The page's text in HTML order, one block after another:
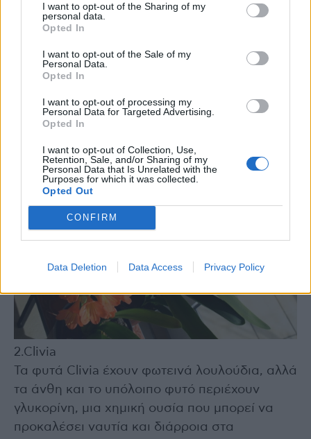
I want to opt-out of the Sharing of my
personal data.
Opted In
I want to opt-out of the Sale of my
Personal Data.
Opted In
I want to opt-out of processing my
Personal Data for Targeted Advertising.
Opted In
I want to opt-out of Collection, Use,
Retention, Sale, and/or Sharing of my
Personal Data that Is Unrelated with the
Purposes for which it was collected.
Opted Out
CONFIRM
Data Deletion Data Access Privacy Policy
θεραπευτικά για τον άνθρωπο, αλλά αν οι
γάτες και οι σκύλοι μασήσουν τα φύλλα,
μπορεί να έχουν λήθαργο, έμετο και διάρροια.
2.Clivia
Τα φυτά Clivia έχουν φωτεινά λουλούδια, αλλά
τα άνθη και το υπόλοιπο φυτό περιέχουν
γλυκορίνη, μια χημική ουσία που μπορεί να
προκαλέσει ναυτία και διάρροια στα